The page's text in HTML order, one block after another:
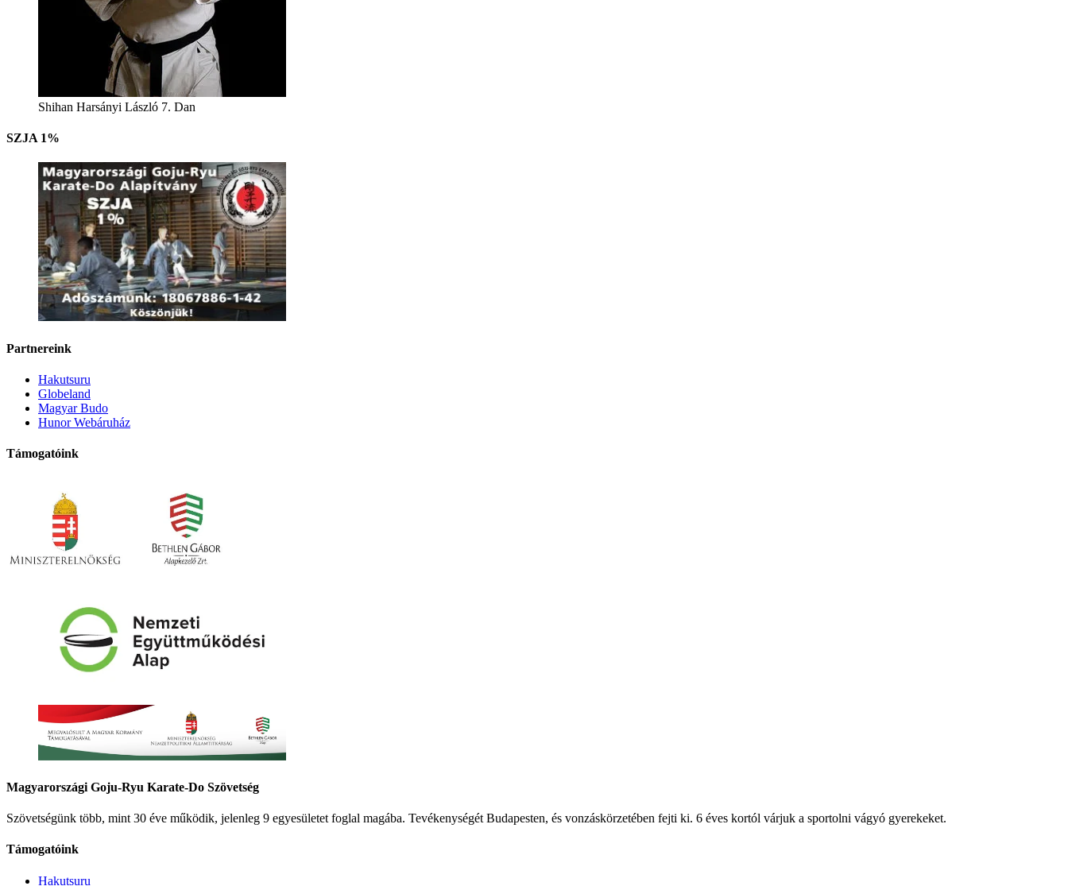
Shihan Harsányi László 7. Dan
SZJA 1%
Partnereink
Hakutsuru
Globeland
Magyar Budo
Hunor Webáruház
Támogatóink
Magyarországi Goju-Ryu Karate-Do Szövetség
Szövetségünk több, mint 30 éve működik, jelenleg 9 egyesületet foglal magába. Tevékenységét Budapesten, és vonzáskörzetében fejti ki. 6 éves kortól várjuk a sportolni vágyó gyerekeket.
Támogatóink
Hakutsuru